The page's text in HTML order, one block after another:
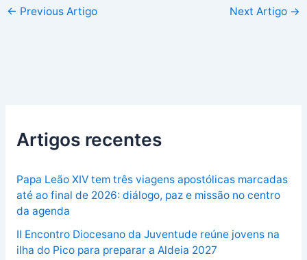
← Previous Artigo Next Artigo →
Artigos recentes
Papa Leão XIV tem três viagens apostólicas marcadas
até ao final de 2026: diálogo, paz e missão no centro
da agenda
II Encontro Diocesano da Juventude reúne jovens na
ilha do Pico para preparar a Aldeia 2027